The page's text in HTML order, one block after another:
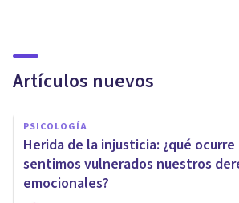
Artículos nuevos
PSICOLOGÍA
Herida de la injusticia: ¿qué ocurre
sentimos vulnerados nuestros
emocionales?